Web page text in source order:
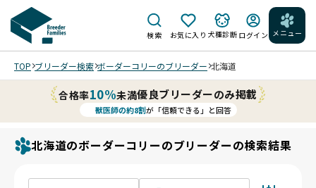
検索 お気に入り 犬種診断 ログイン メニュー
TOP ブリーダー検索 ボーダーコリーのブリーダー 北海道
合格率10%未満優良ブリーダーのみ掲載
獣医師の約8割が「信頼できる」と回答
北海道のボーダーコリーのブリーダーの検索結果